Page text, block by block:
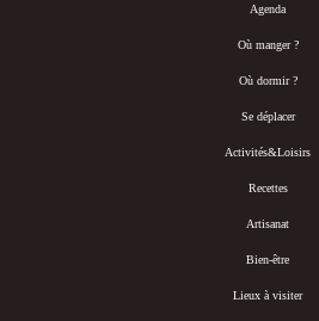
Agenda
Où manger ?
Où dormir ?
Se déplacer
Activités&Loisirs
Recettes
Artisanat
Bien-être
Lieux à visiter